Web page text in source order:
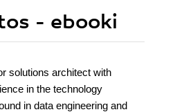
- ebooki
solutions architect with
in the technology
in data engineering and